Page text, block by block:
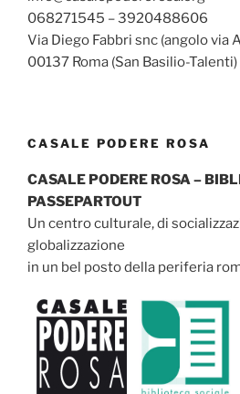
068271545 – 3920488606
Via Diego Fabbri snc (angolo via
00137 Roma (San Basilio-Talenti)
CASALE PODERE ROSA
CASALE PODERE ROSA –
PASSEPARTOUT
Un centro culturale, di
globalizzazione
in un bel posto della periferia